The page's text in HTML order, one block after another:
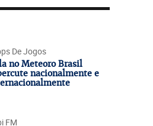
De Jogos
no Meteoro Brasil
nacionalmente e
FM